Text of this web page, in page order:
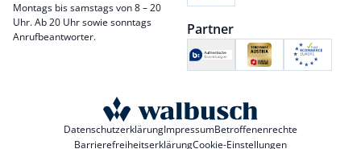
Montags bis samstags von 8 – 20
Uhr. Ab 20 Uhr sowie sonntags
Anrufbeantworter.
Partner
DatenschutzerklärungImpressumBetroffenenrechte
BarrierefreiheitserklärungCookie-Einstellungen